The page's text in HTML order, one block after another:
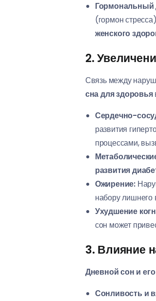
Гормональный
(гормон
женского
2.
Связь между
сна для здоровья
Сердечно-
развития
процессами,
развития
Ожирение:
набору лишнего
Ухудшение
сон может
3. Влияние
Дневной сон и
Сонливость и